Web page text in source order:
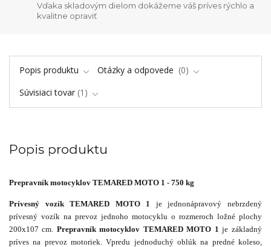
Vďaka skladovým dielom dokážeme váš príves rýchlo a
kvalitne opraviť
Popis produktu Otázky a odpovede
0
Súvisiaci tovar 1
Popis produktu
Prepravník motocyklov TEMARED MOTO 1 - 750 kg
Prívesný vozík TEMARED MOTO 1 je jednonápravový nebrzdený
prívesný vozík na prevoz jednoho motocyklu o rozmeroch ložné plochy
200x107 cm. Prepravník motocyklov TEMARED MOTO 1 je základný
príves na prevoz motoriek. Vpredu jednoduchý oblúk na predné koleso,